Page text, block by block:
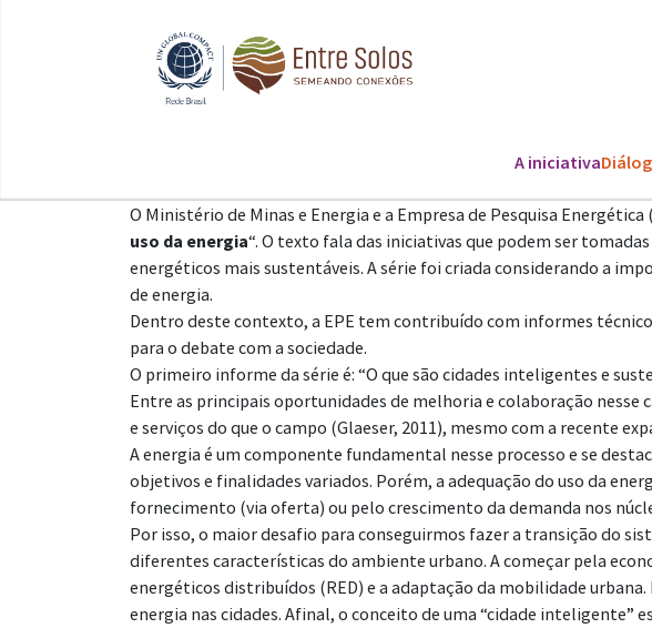
A iniciativa
O Ministério de Minas e Energia e a Empresa de Pesquisa
uso da energia“. O texto fala das iniciativas que podem ser
energéticos mais sustentáveis. A série foi criada considerando a
de energia.
Dentro deste contexto, a EPE tem contribuído com informes
para o debate com a sociedade.
O primeiro informe da série é: “O que são cidades inteligentes e
Entre as principais oportunidades de melhoria e colaboração nesse
e serviços do que o campo (Glaeser, 2011), mesmo com a recente
A energia é um componente fundamental nesse processo e se
objetivos e finalidades variados. Porém, a adequação do uso da
fornecimento (via oferta) ou pelo crescimento da demanda nos
Por isso, o maior desafio para conseguirmos fazer a transição do
diferentes características do ambiente urbano. A começar pela
energéticos distribuídos (RED) e a adaptação da mobilidade
energia nas cidades. Afinal, o conceito de uma “cidade